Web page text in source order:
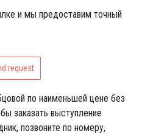
и мы предоставим точный
request
по наименьшей цене без
заказать выступление
позвоните по номеру,